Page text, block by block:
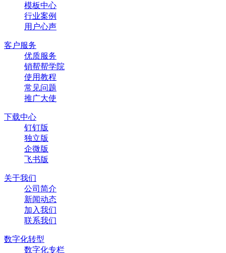
模板中心
行业案例
用户心声
客户服务
优质服务
销帮帮学院
使用教程
常见问题
推广大使
下载中心
钉钉版
独立版
企微版
飞书版
关于我们
公司简介
新闻动态
加入我们
联系我们
数字化转型
数字化专栏